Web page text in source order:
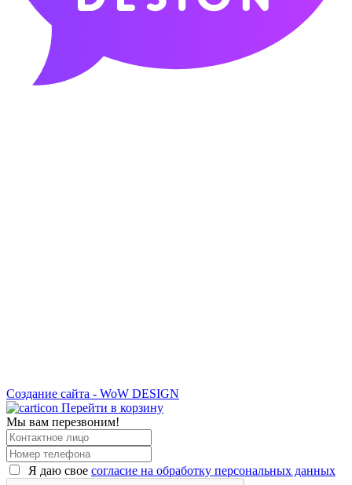
Создание сайта - WoW DESIGN
Перейти в корзину
Мы вам перезвоним!
Я даю свое согласие на обработку персональных данных